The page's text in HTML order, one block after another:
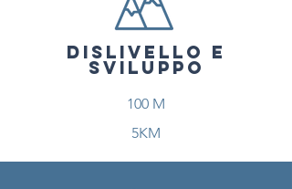
DISLIVELLO E
SVILUPPO
100 M
5KM